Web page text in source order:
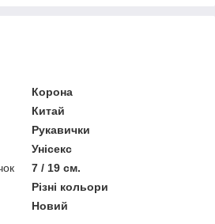
Корона
Китай
Рукавички
Унісекс
7 / 19 см.
Різні кольори
Новий